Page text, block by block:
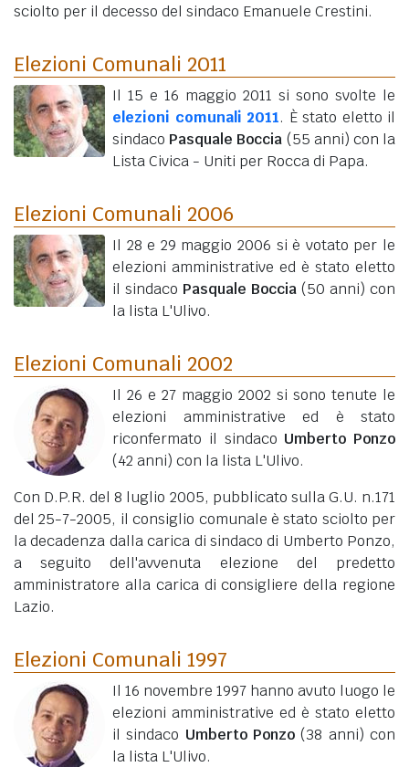
sciolto per il decesso del sindaco Emanuele Crestini.
Elezioni Comunali 2011
Il 15 e 16 maggio 2011 si sono svolte le
elezioni comunali 2011. È stato eletto il
sindaco Pasquale Boccia (55 anni) con la
Lista Civica - Uniti per Rocca di Papa.
Elezioni Comunali 2006
Il 28 e 29 maggio 2006 si è votato per le
elezioni amministrative ed è stato eletto
il sindaco Pasquale Boccia (50 anni) con
la lista L'Ulivo.
Elezioni Comunali 2002
Il 26 e 27 maggio 2002 si sono tenute le
elezioni amministrative ed è stato
riconfermato il sindaco Umberto Ponzo
(42 anni) con la lista L'Ulivo.
Con D.P.R. del 8 luglio 2005, pubblicato sulla G.U. n.171
del 25-7-2005, il consiglio comunale è stato sciolto per
la decadenza dalla carica di sindaco di Umberto Ponzo,
a seguito dell'avvenuta elezione del predetto
amministratore alla carica di consigliere della regione
Lazio.
Elezioni Comunali 1997
Il 16 novembre 1997 hanno avuto luogo le
elezioni amministrative ed è stato eletto
il sindaco Umberto Ponzo (38 anni) con
la lista L'Ulivo.